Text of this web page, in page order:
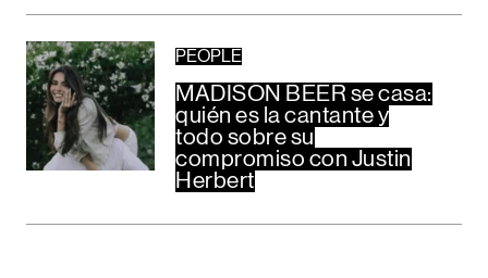
PEOPLE
MADISON BEER se casa:
quién es la cantante y
todo sobre su
compromiso con Justin
Herbert